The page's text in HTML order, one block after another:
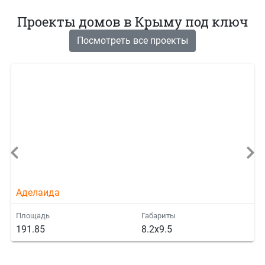
Проекты домов в Крыму под ключ
Посмотреть все проекты
Аделаида
Площадь
191.85
Габариты
8.2x9.5